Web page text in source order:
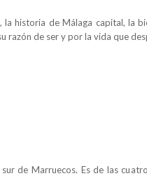
historia de Málaga capital, la
razón de ser y por la vida que
de Marruecos. Es de las